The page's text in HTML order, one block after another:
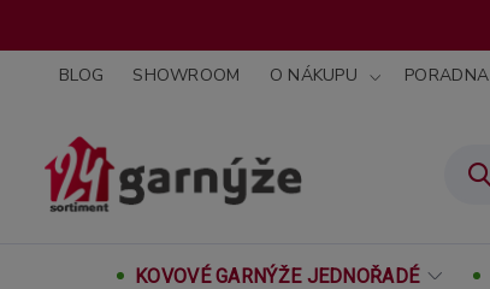
BLOG SHOWROOM O NÁKUPU PORADNA
KOVOVÉ GARNÝŽE JEDNOŘADÉ